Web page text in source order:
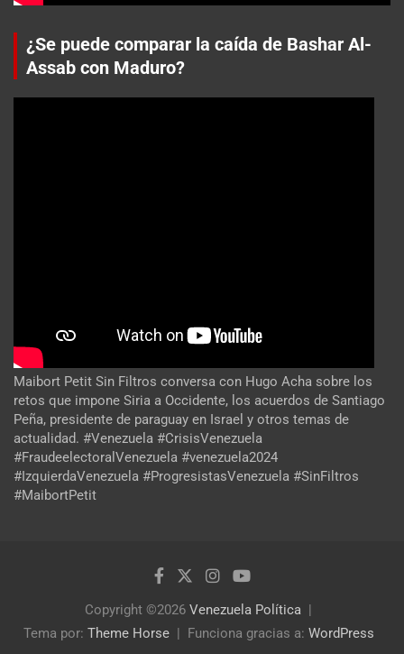
¿Se puede comparar la caída de Bashar Al-
Assab con Maduro?
Maibort Petit Sin Filtros conversa con Hugo Acha sobre los
retos que impone Siria a Occidente, los acuerdos de Santiago
Peña, presidente de paraguay en Israel y otros temas de
actualidad. #Venezuela #CrisisVenezuela
#FraudeelectoralVenezuela #venezuela2024
#IzquierdaVenezuela #ProgresistasVenezuela #SinFiltros
#MaibortPetit
Copyright ©2026 Venezuela Política
Tema por: Theme Horse Funciona gracias a: WordPress